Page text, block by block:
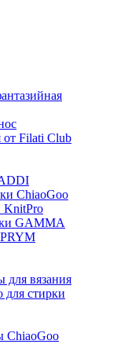
от Filati Club
ChiaoGoo
GAMMA
для вязания
для стирки
ChiaoGoo